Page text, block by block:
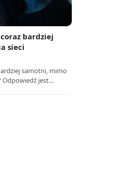
bardziej
sieci
samotni, mimo
Odpowiedź jest…